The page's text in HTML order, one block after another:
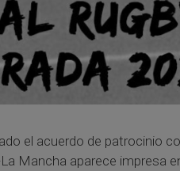
el acuerdo de patrocinio
Mancha aparece impresa